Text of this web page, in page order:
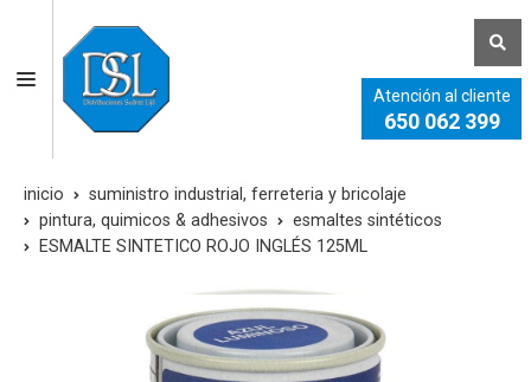
Atención al cliente
650 062 399
inicio
suministro industrial, ferreteria y bricolaje
pintura, quimicos & adhesivos
esmaltes sintéticos
ESMALTE SINTETICO ROJO INGLÉS 125ML